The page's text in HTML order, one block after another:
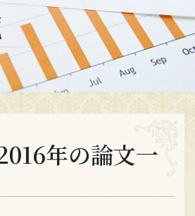
年の論文一